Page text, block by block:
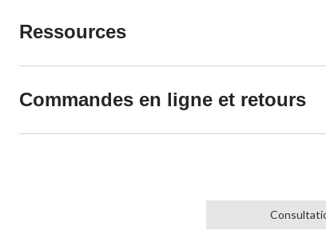
Ressources
Commandes en ligne et retours